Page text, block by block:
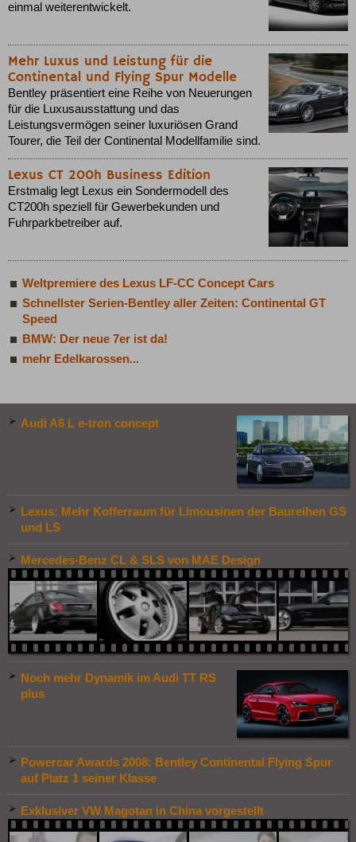
einmal weiterentwickelt.
Mehr Luxus und Leistung für die
Continental und Flying Spur Modelle
Bentley präsentiert eine Reihe von Neuerungen
für die Luxusausstattung und das
Leistungsvermögen seiner luxuriösen Grand
Tourer, die Teil der Continental Modellfamilie sind.
Lexus CT 200h Business Edition
Erstmalig legt Lexus ein Sondermodell des
CT200h speziell für Gewerbekunden und
Fuhrparkbetreiber auf.
Weltpremiere des Lexus LF-CC Concept Cars
Schnellster Serien-Bentley aller Zeiten: Continental GT
Speed
BMW: Der neue 7er ist da!
mehr Edelkarossen...
Audi A6 L e-tron concept
Lexus: Mehr Kofferraum für Limousinen der Baureihen GS
und LS
Mercedes-Benz CL & SLS von MAE Design
Noch mehr Dynamik im Audi TT RS
plus
Powercar Awards 2008: Bentley Continental Flying Spur
auf Platz 1 seiner Klasse
Exklusiver VW Magotan in China vorgestellt